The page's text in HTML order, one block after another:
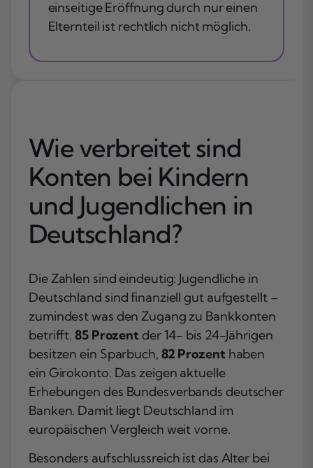
einseitige Eröffnung durch nur einen
Elternteil ist rechtlich nicht möglich.
Wie verbreitet sind
Konten bei Kindern
und Jugendlichen in
Deutschland?
Die Zahlen sind eindeutig: Jugendliche in
Deutschland sind finanziell gut aufgestellt –
zumindest was den Zugang zu Bankkonten
betrifft.85 Prozent der 14- bis 24-Jährigen
besitzen ein Sparbuch, 82 Prozent haben
ein Girokonto. Das zeigen aktuelle
Erhebungen des Bundesverbands deutscher
Banken. Damit liegt Deutschland im
europäischen Vergleich weit vorne.
Besonders aufschlussreich ist das Alter bei